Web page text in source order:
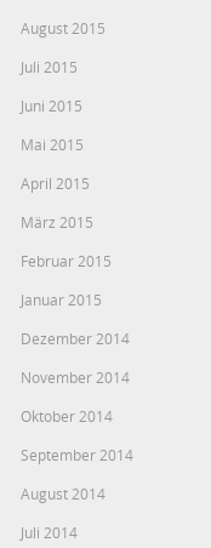
August 2015
Juli 2015
Juni 2015
Mai 2015
April 2015
März 2015
Februar 2015
Januar 2015
Dezember 2014
November 2014
Oktober 2014
September 2014
August 2014
Juli 2014